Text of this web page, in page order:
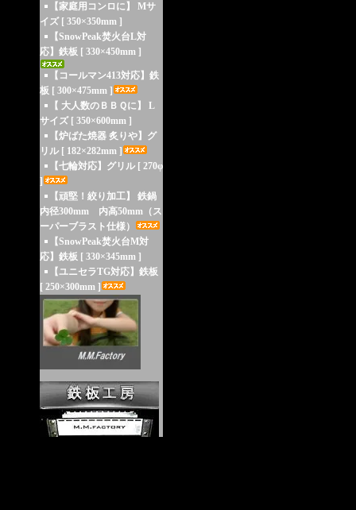
【家庭用コンロに】 Mサ
イズ [ 350×350mm ]
【SnowPeak焚火台L対
応】鉄板 [ 330×450mm ]
【コールマン413対応】鉄
板 [ 300×475mm ]
【 大人数のＢＢＱに】 L
サイズ [ 350×600mm ]
【炉ばた焼器 炙りや】グ
リル [ 182×282mm ]
【七輪対応】グリル [ 270φ
]
【頑堅！絞り加工】 鉄鍋
内径300mm 内高50mm（ス
ーパーブラスト仕様）
【SnowPeak焚火台M対
応】鉄板 [ 330×345mm ]
【ユニセラTG対応】鉄板
[ 250×300mm ]